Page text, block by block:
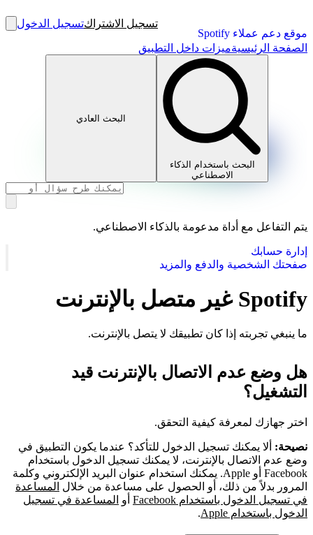
موقع دعم عملاء Spotify
تسجيل الاشتراكتسجيل الدخول
الصفحة الرئيسيةميزات داخل التطبيق
البحث باستخدام الذكاء
الاصطناعي
البحث العادي
يتم التفاعل مع أداة مدعومة بالذكاء الاصطناعي.
إدارة حسابك
صفحتك الشخصية والدفع والمزيد
Spotify غير متصل بالإنترنت
ما ينبغي تجربته إذا كان تطبيقك لا يتصل بالإنترنت.
هل وضع عدم الاتصال بالإنترنت قيد
التشغيل؟
اختر جهازك لمعرفة كيفية التحقق.
نصيحة: ألا يمكنك تسجيل الدخول للتأكد؟ عندما يكون التطبيق في
وضع عدم الاتصال بالإنترنت، لا يمكنك تسجيل الدخول باستخدام
Facebook أو Apple. يمكنك استخدام عنوان البريد الإلكتروني وكلمة
المرور بدلاً من ذلك، أو الحصول على مساعدة من خلال المساعدة
في تسجيل الدخول باستخدام Facebook
أو المساعدة في تسجيل
الدخول باستخدام Apple
.